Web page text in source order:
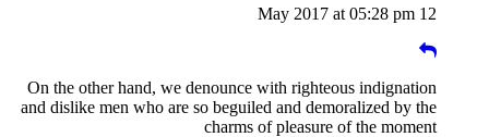
12 May 2017 at 05:28 pm
On the other hand, we denounce with righteous indignation
and dislike men who are so beguiled and demoralized by the
charms of pleasure of the moment